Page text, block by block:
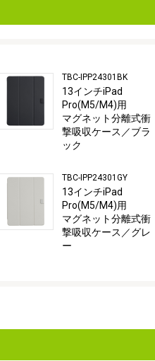
TBC-IPP24301BK
13インチiPad
Pro(M5/M4)用
マグネット分離式衝
撃吸収ケース／ブラ
ック
TBC-IPP24301GY
13インチiPad
Pro(M5/M4)用
マグネット分離式衝
撃吸収ケース／グレ
ー